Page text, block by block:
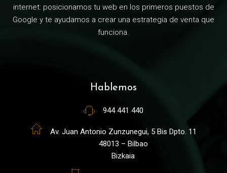
internet: posicionamos tu web en los primeros puestos de
Google y te ayudamos a crear una estrategia de venta que
funciona.
Hablemos
944 441 440
Av. Juan Antonio Zunzunegui, 5 Bis Dpto. 11
48013 – Bilbao
Bizkaia